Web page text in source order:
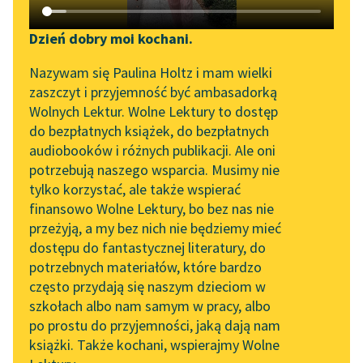
Katalog DAISY
Podkasty o książkach
Zgłoś brak utworu
Aktualności
„Prokurator Alicja Horn”
do słuchania
Byliśmy częścią AI Impact
Lab
Zapraszamy na spotkanie
online z tłumaczkami
literatury skandynawskiej
Spotkanie z Katarzyną
Tunkiel w Oslo
102. lata temu zmarł
Joseph Conrad
Narzędzia
Mapa Wolnych Lektur
Leśmianator
Przewodnik dla piszących i
czytających
API
OAI-PMH
Widget Wolnych Lektur
Przypisy
Dzień dobry moi kochani.
Nazywam się Paulina Holtz i mam wielki
zaszczyt i przyjemność być ambasadorką
Wolnych Lektur. Wolne Lektury to dostęp
do bezpłatnych książek, do bezpłatnych
audiobooków i różnych publikacji. Ale oni
potrzebują naszego wsparcia. Musimy nie
tylko korzystać, ale także wspierać
finansowo Wolne Lektury, bo bez nas nie
przeżyją, a my bez nich nie będziemy mieć
dostępu do fantastycznej literatury, do
potrzebnych materiałów, które bardzo
często przydają się naszym dzieciom w
szkołach albo nam samym w pracy, albo
po prostu do przyjemności, jaką dają nam
książki. Także kochani, wspierajmy Wolne
Juliusz Słowacki
zadżumionych
Położyłem się i
zasnąłem w nocy.
I we śnie, w lekkie
owinięte chmury,
Ujrzałem moje...
Czytaj więcej
Juliusz Słowacki
Wacław